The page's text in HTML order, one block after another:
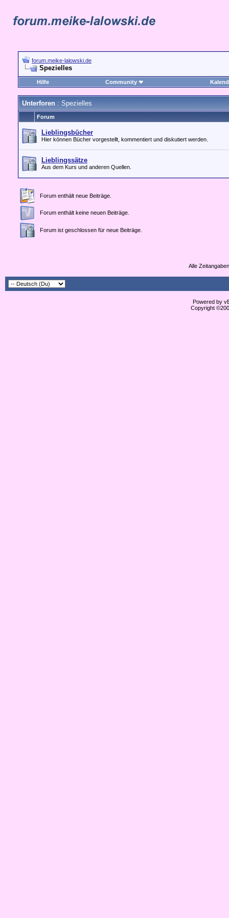
forum.meike-lalowski.de
Spezielles
Hilfe Community
Unterforen : Spezielles
Forum
Lieblingsbücher
Hier können Bücher vorgestellt, kommentiert und diskutiert werden.
Lieblingssätze
Aus dem Kurs und anderen Quellen.
Forum enthält neue Beiträge.
Forum enthält keine neuen Beiträge.
Forum ist geschlossen für neue Beiträge.
Alle
Powered by
Copyright